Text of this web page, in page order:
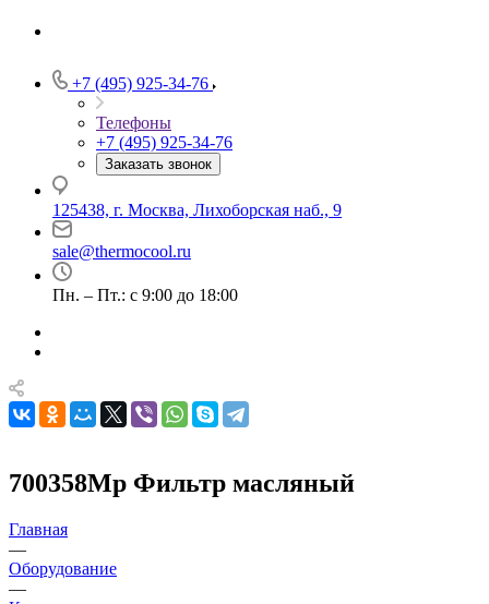
+7 (495) 925-34-76
Телефоны
+7 (495) 925-34-76
Заказать звонок
125438, г. Москва, Лихоборская наб., 9
sale@thermocool.ru
Пн. – Пт.: с 9:00 до 18:00
700358Mp Фильтр масляный
Главная
—
Оборудование
—